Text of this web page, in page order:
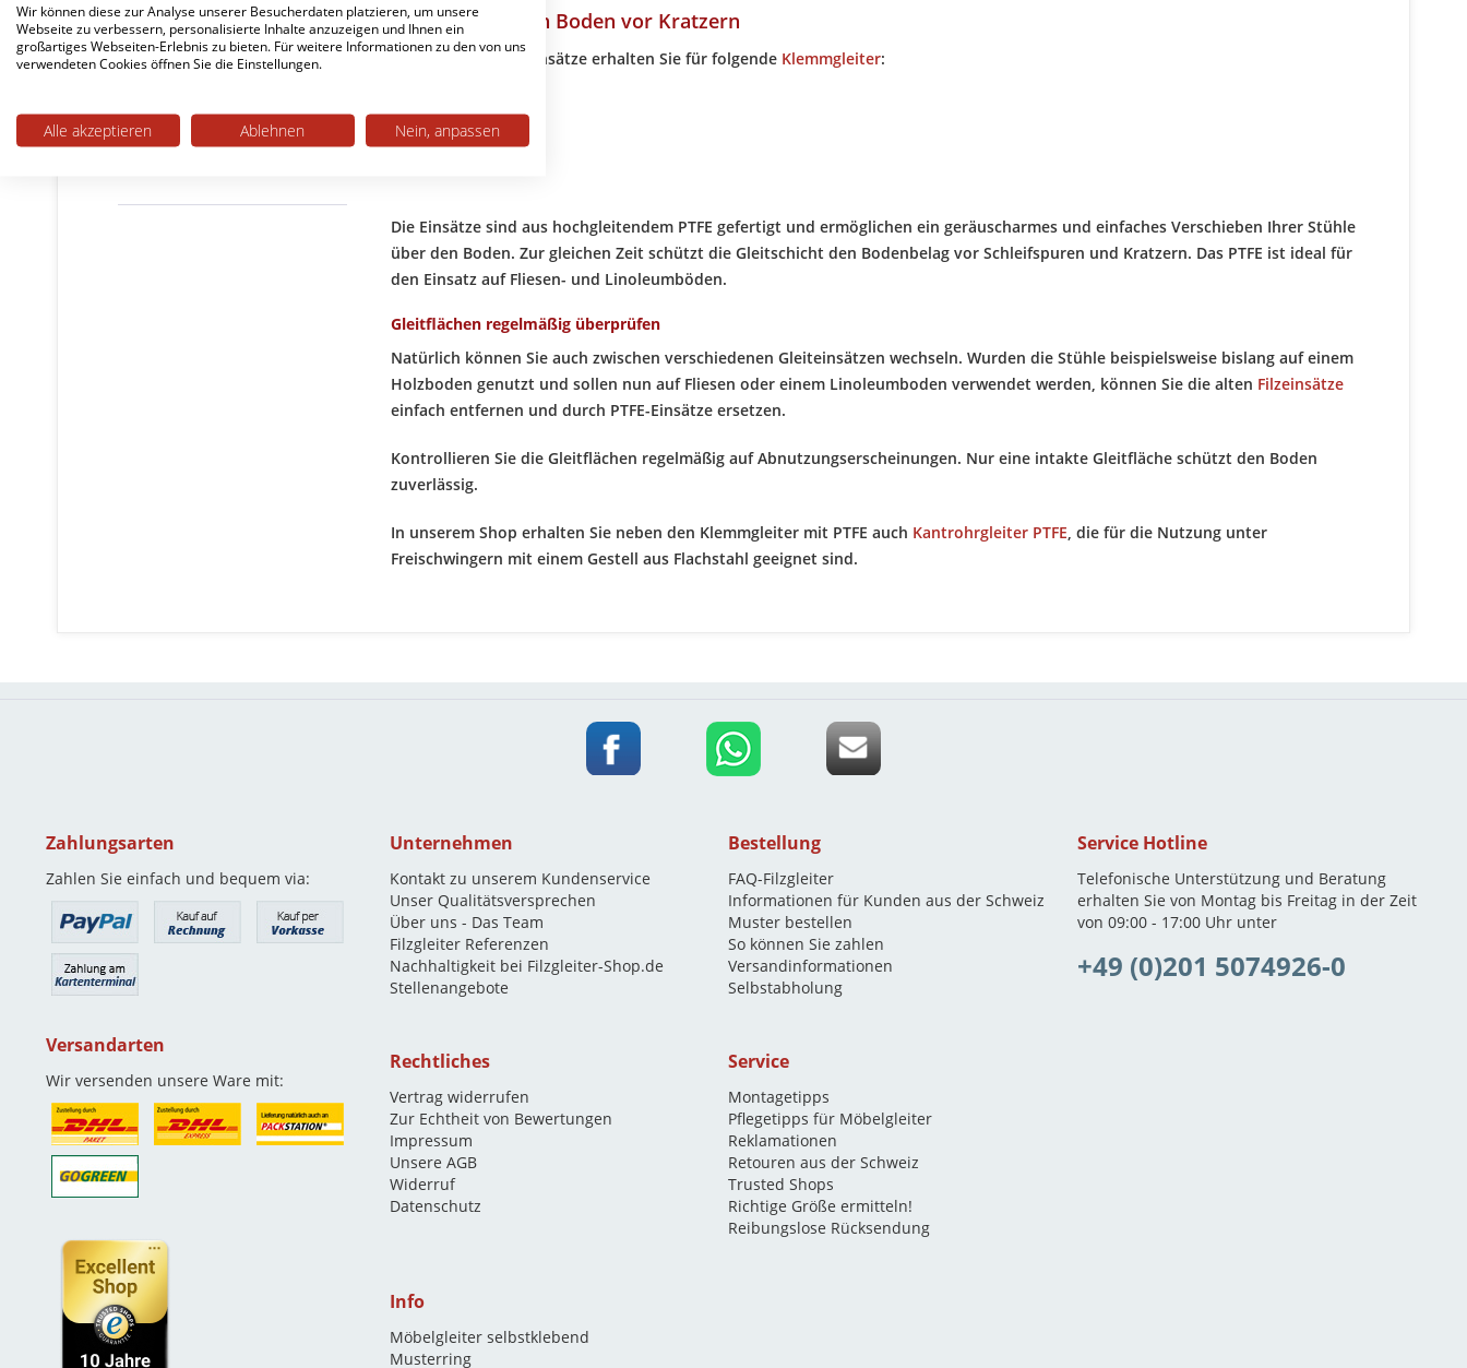
Filzeinsätze
PTFE Einsätze
PTFE schützt den Boden vor Kratzern
Unsere Austauscheinsätze erhalten Sie für folgende Klemmgleiter:
Bjoern-22 und
Bjoern-25.
Die Einsätze sind aus hochgleitendem PTFE gefertigt und ermöglichen ein geräuscharmes und einfaches Verschieben Ihrer Stühle
über den Boden. Zur gleichen Zeit schützt die Gleitschicht den Bodenbelag vor Schleifspuren und Kratzern. Das PTFE ist ideal für
den Einsatz auf Fliesen- und Linoleumböden.
Gleitflächen regelmäßig überprüfen
Natürlich können Sie auch zwischen verschiedenen Gleiteinsätzen wechseln. Wurden die Stühle beispielsweise bislang auf einem
Holzboden genutzt und sollen nun auf Fliesen oder einem Linoleumboden verwendet werden, können Sie die alten Filzeinsätze
einfach entfernen und durch PTFE-Einsätze ersetzen.
Kontrollieren Sie die Gleitflächen regelmäßig auf Abnutzungserscheinungen. Nur eine intakte Gleitfläche schützt den Boden
zuverlässig.
In unserem Shop erhalten Sie neben den Klemmgleiter mit PTFE auch Kantrohrgleiter PTFE, die für die Nutzung unter
Freischwingern mit einem Gestell aus Flachstahl geeignet sind.
Zahlungsarten
Zahlen Sie einfach und bequem via:
Versandarten
Wir versenden unsere Ware mit:
Unternehmen
Kontakt zu unserem Kundenservice
Unser Qualitätsversprechen
Über uns - Das Team
Filzgleiter Referenzen
Nachhaltigkeit bei Filzgleiter-Shop.de
Stellenangebote
Bestellung
FAQ-Filzgleiter
Informationen für Kunden aus der Schweiz
Muster bestellen
So können Sie zahlen
Versandinformationen
Selbstabholung
Rechtliches
Vertrag widerrufen
Zur Echtheit von Bewertungen
Impressum
Unsere AGB
Widerruf
Datenschutz
Service
Montagetipps
Pflegetipps für Möbelgleiter
Reklamationen
Retouren aus der Schweiz
Trusted Shops
Richtige Größe ermitteln!
Reibungslose Rücksendung
Info
Möbelgleiter selbstklebend
Musterring
Service Hotline
Telefonische Unterstützung und Beratung
erhalten Sie von Montag bis Freitag in der Zeit
von 09:00 - 17:00 Uhr unter
+49 (0)201 5074926-0
Wir können diese zur Analyse unserer Besucherdaten platzieren, um unsere
Webseite zu verbessern, personalisierte Inhalte anzuzeigen und Ihnen ein
großartiges Webseiten-Erlebnis zu bieten. Für weitere Informationen zu den von uns
verwendeten Cookies öffnen Sie die Einstellungen.
Alle akzeptieren Ablehnen Nein, anpassen